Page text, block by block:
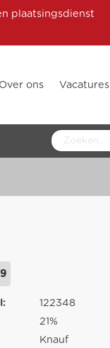
plaatsingsdienst
Over ons Vacatures
122348
21%
Knauf